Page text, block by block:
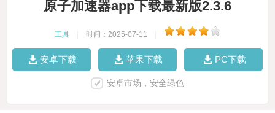
原子加速器app下载最新版2.3.6
工具 时间：2025-07-11
安卓下载 苹果下载 PC下载
安卓市场，安全绿色